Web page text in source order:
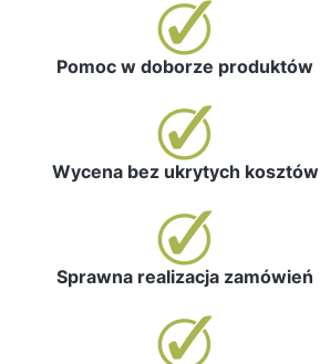
Pomoc w doborze produktów
Wycena bez ukrytych kosztów
Sprawna realizacja zamówień